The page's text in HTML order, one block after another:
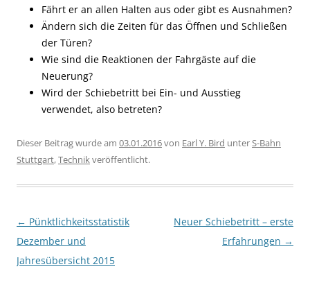
Fährt er an allen Halten aus oder gibt es Ausnahmen?
Ändern sich die Zeiten für das Öffnen und Schließen
der Türen?
Wie sind die Reaktionen der Fahrgäste auf die
Neuerung?
Wird der Schiebetritt bei Ein- und Ausstieg
verwendet, also betreten?
Dieser Beitrag wurde am 03.01.2016von Earl Y. Bird unterS-Bahn
Stuttgart,Technikveröffentlicht.
Beitragsnavigation
← Pünktlichkeitsstatistik
Dezember und
Jahresübersicht 2015
Neuer Schiebetritt – erste
Erfahrungen →